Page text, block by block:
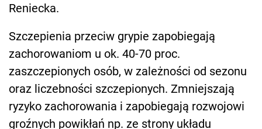
Reniecka.
Szczepienia przeciw grypie zapobiegają
zachorowaniom u ok. 40-70 proc.
zaszczepionych osób, w zależności od sezonu
oraz liczebności szczepionych. Zmniejszają
ryzyko zachorowania i zapobiegają rozwojowi
groźnych powikłań np. ze strony układu